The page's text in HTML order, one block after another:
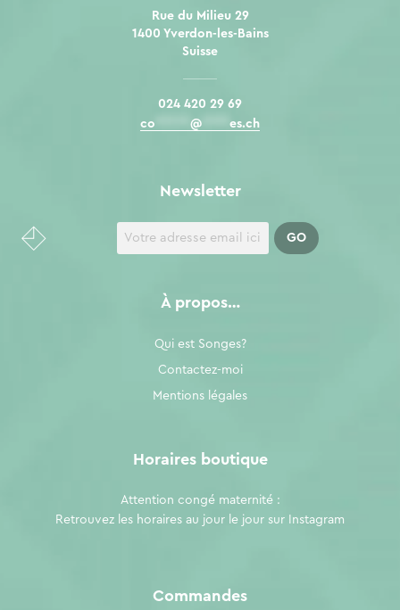
Rue du Milieu 29
1400 Yverdon-les-Bains
Suisse
024 420 29 69
co
@ es.ch
Commandes
À propos…
Qui est Songes?
Contactez-moi
Mentions légales
Newsletter
Horaires boutique
Attention congé maternité :
Retrouvez les horaires au jour le jour sur
Instagram